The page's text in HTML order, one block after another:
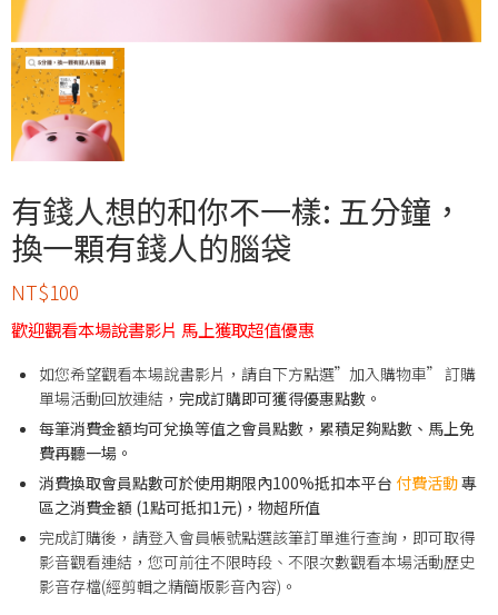
有錢人想的和你不一樣: 五分鐘，
換一顆有錢人的腦袋
NT$100
歡迎觀看本場說書影片 馬上獲取超值優惠
如您希望觀看本場說書影片，請自下方點選”加入購物車” 訂購
單場活動回放連結， 完成訂購即可獲得優惠點數。
每筆消費金額均可兌換等值之會員點數，累積足夠點數、馬上免
費再聽一場。
消費換取會員點數可於使用期限內100%抵扣本平台 付費活動專
區之消費金額 (1點可抵扣1元)，物超所值
完成訂購後，請登入會員帳號點選該筆訂單進行查詢，即可取得
影音觀看連結，您可前往不限時段、不限次數觀看本場活動歷史
影音存檔(經剪輯之精簡版影音內容)。